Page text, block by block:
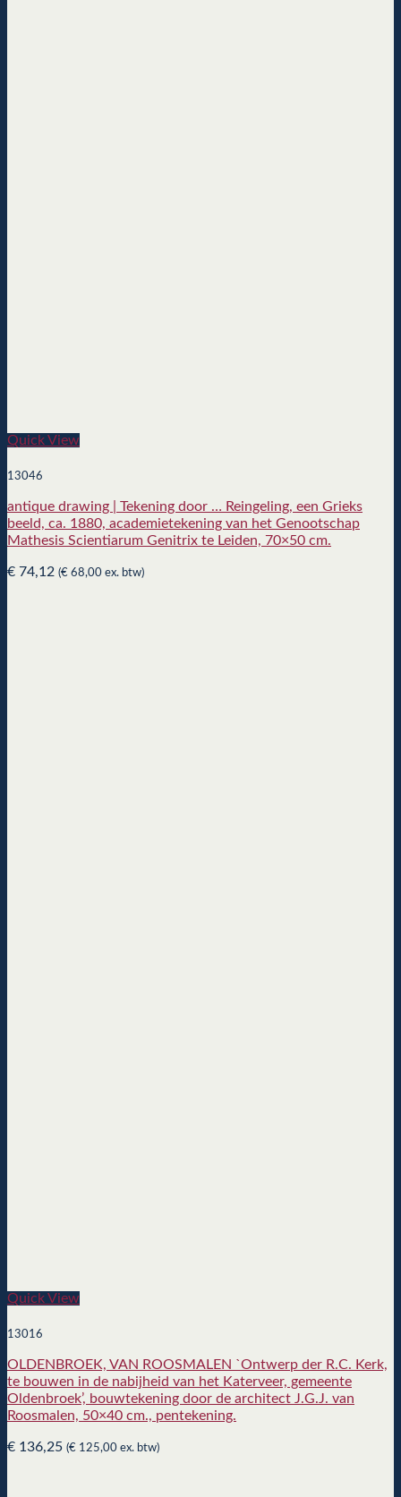
Quick View
13046
antique drawing | Tekening door … Reingeling, een Grieks
beeld, ca. 1880, academietekening van het Genootschap
Mathesis Scientiarum Genitrix te Leiden, 70×50 cm.
€ 74,12 (€ 68,00 ex. btw)
Quick View
13016
OLDENBROEK, VAN ROOSMALEN `Ontwerp der R.C. Kerk,
te bouwen in de nabijheid van het Katerveer, gemeente
Oldenbroek’, bouwtekening door de architect J.G.J. van
Roosmalen, 50×40 cm., pentekening.
€ 136,25 (€ 125,00 ex. btw)